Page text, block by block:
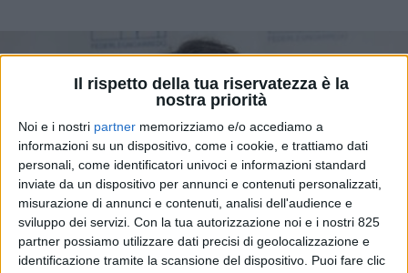
Il rispetto della tua riservatezza è la
nostra priorità
Noi e i nostri partner memorizziamo e/o accediamo a
informazioni su un dispositivo, come i cookie, e trattiamo dati
personali, come identificatori univoci e informazioni standard
inviate da un dispositivo per annunci e contenuti personalizzati,
misurazione di annunci e contenuti, analisi dell'audience e
sviluppo dei servizi. Con la tua autorizzazione noi e i nostri 825
partner possiamo utilizzare dati precisi di geolocalizzazione e
identificazione tramite la scansione del dispositivo. Puoi fare clic